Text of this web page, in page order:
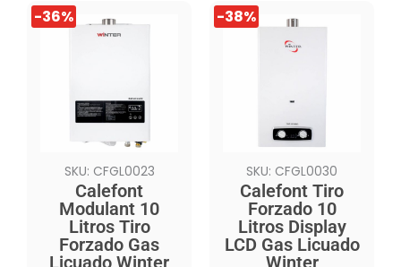
-36%
SKU: CFGL0023
Calefont
Modulant 10
Litros Tiro
Forzado Gas
Licuado Winter
El
precio
$289.990.
El
precio
$184.990.
-38%
SKU: CFGL0030
Calefont Tiro
Forzado 10
Litros Display
LCD Gas Licuado
Winter
El
precio
$299.990.
El
precio
$184.990.